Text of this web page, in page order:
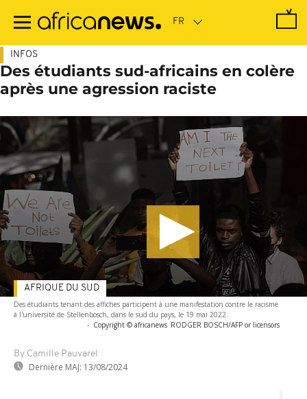
contenu
INFOS
Des étudiants sud-africains en colère
après une agression raciste
Des étudiants tenant des affiches participent à une manifestation contre le racisme
à l'université de Stellenbosch, dans le sud du pays, le 19 mai 2022.
- Copyright © africanews RODGER BOSCH/AFP or licensors
By Camille Pauvarel
Dernière MAJ: 13/08/2024
AFRIQUE DU SUD